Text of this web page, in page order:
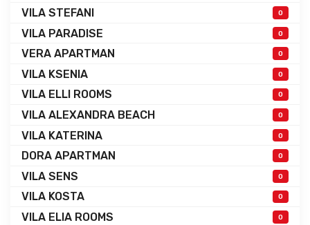
VILA STEFANI 0
VILA PARADISE 0
VERA APARTMAN 0
VILA KSENIA 0
VILA ELLI ROOMS 0
VILA ALEXANDRA BEACH 0
VILA KATERINA 0
DORA APARTMAN 0
VILA SENS 0
VILA KOSTA 0
VILA ELIA ROOMS 0